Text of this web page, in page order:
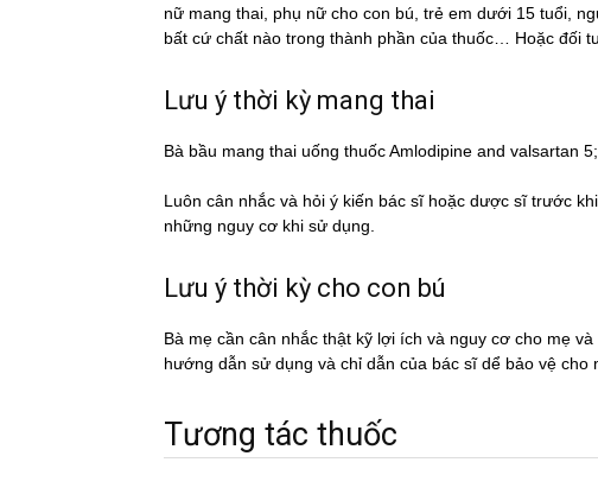
nữ mang thai, phụ nữ cho con bú, trẻ em dưới 15 tuổi,
bất cứ chất nào trong thành phần của thuốc… Hoặc đối
Lưu ý thời kỳ mang thai
Bà bầu mang thai uống thuốc Amlodipine and valsartan
Luôn cân nhắc và hỏi ý kiến bác sĩ hoặc dược sĩ trước
những nguy cơ khi sử dụng.
Lưu ý thời kỳ cho con bú
Bà mẹ cần cân nhắc thật kỹ lợi ích và nguy cơ cho mẹ
hướng dẫn sử dụng và chỉ dẫn của bác sĩ dể bảo vệ cho
Tương tác thuốc